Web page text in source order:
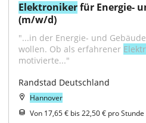
Elektroniker für Energie-
(m/w/d)
"...in der Energie- und
wollen. Ob als erfahrener
motivierte..."
Randstad Deutschland
Hannover
Von 17,65 € bis 22,50 € pro Stunde